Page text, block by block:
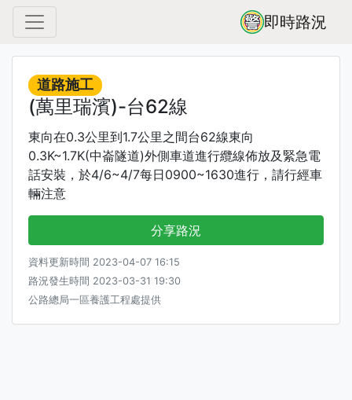
即時路況
道路施工
(萬里瑞濱)-台62線
東向在0.3公里到1.7公里之間台62線東向
0.3K~1.7K(中崙隧道)外側車道進行纜線佈放及緊急電
話安裝，於4/6~4/7每日0900~1630進行，請行經車
輛注意
分享路況
資料更新時間 2023-04-07 16:15
路況發生時間 2023-03-31 19:30
公路總局一區養護工程處提供